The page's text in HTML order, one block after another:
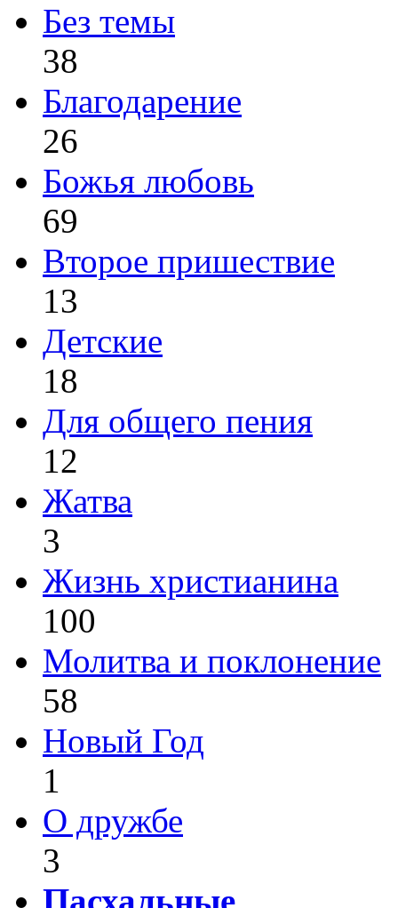
Без темы
38
Благодарение
26
Божья любовь
69
Второе пришествие
13
Детские
18
Для общего пения
12
Жатва
3
Жизнь христианина
100
Молитва и поклонение
58
Новый Год
1
О дружбе
3
Пасхальные